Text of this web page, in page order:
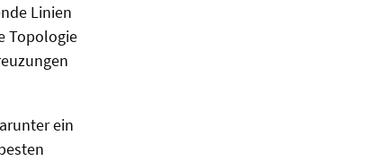
Linien
Topologie
ein